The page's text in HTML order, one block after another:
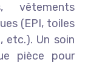
vêtements
(EPI, toiles
etc.). Un soin
pièce pour